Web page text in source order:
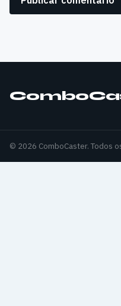
© 2026 ComboCaster. Todos